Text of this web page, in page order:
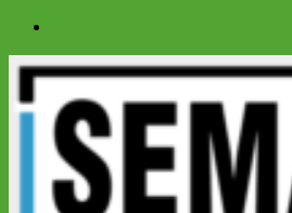
Saltar
contenido